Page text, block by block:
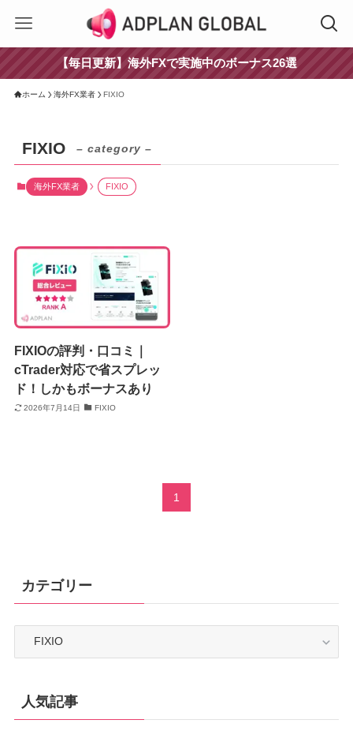
【毎日更新】海外FXで実施中のボーナス26選
ホーム 海外FX業者 FIXIO
FIXIO – category –
海外FX業者 FIXIO
FIXIOの評判・口コミ｜
cTrader対応で省スプレッ
ド！しかもボーナスあり
2026年7月14日 FIXIO
1
カテゴリー
人気記事